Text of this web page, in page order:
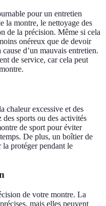
pour un entretien
la montre, le nettoyage des
de la précision. Même si cela
onéreux que de devoir
d’un mauvais entretien.
de service, car cela peut
chaleur excessive et des
sports ou des activités
de sport pour éviter
De plus, un boîtier de
protéger pendant le
de votre montre. La
mais elles peuvent